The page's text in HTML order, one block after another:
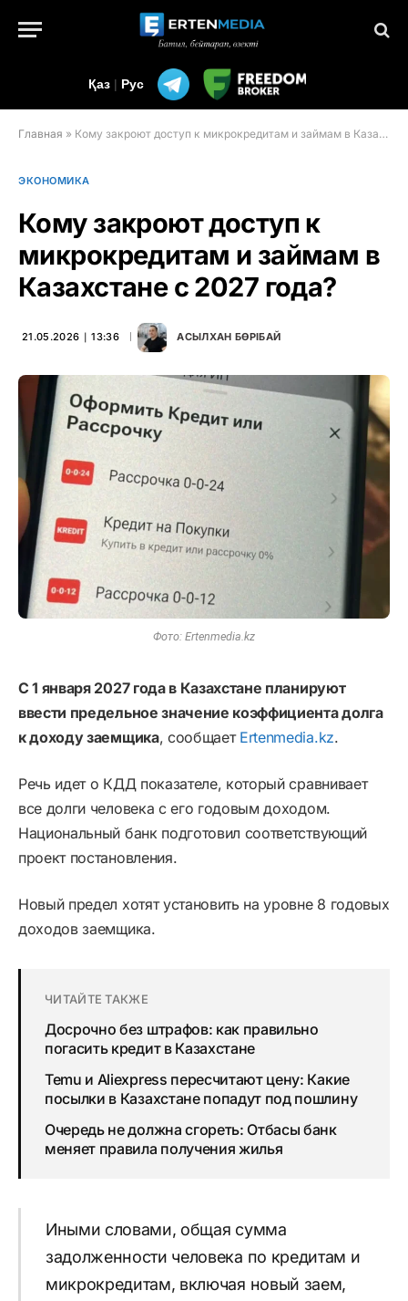
Қаз | Рус
Главная » Кому закроют доступ к микрокредитам и займам в Казахстане с 2027 года?
ЭКОНОМИКА
Кому закроют доступ к
микрокредитам и займам в
Казахстане с 2027 года?
21.05.2026 ∣ 13:36 АСЫЛХАН БӨРІБАЙ
Фото: Ertenmedia.kz
С 1 января 2027 года в Казахстане планируют
ввести предельное значение коэффициента долга
к доходу заемщика, сообщает Ertenmedia.kz.
Речь идет о КДД показателе, который сравнивает
все долги человека с его годовым доходом.
Национальный банк подготовил соответствующий
проект постановления.
Новый предел хотят установить на уровне 8 годовых
доходов заемщика.
ЧИТАЙТЕ ТАКЖЕ
Досрочно без штрафов: как правильно
погасить кредит в Казахстане
Temu и Aliexpress пересчитают цену: Какие
посылки в Казахстане попадут под пошлину
Очередь не должна сгореть: Отбасы банк
меняет правила получения жилья
Иными словами, общая сумма
задолженности человека по кредитам и
микрокредитам, включая новый заем,